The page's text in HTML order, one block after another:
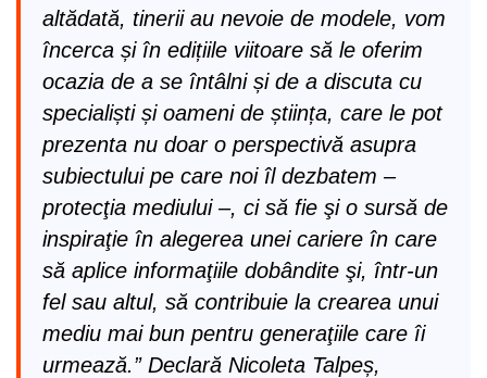
altădată, tinerii au nevoie de modele, vom
încerca și în edițiile viitoare să le oferim
ocazia de a se întâlni și de a discuta cu
specialiști și oameni de știința, care le pot
prezenta nu doar o perspectivă asupra
subiectului pe care noi îl dezbatem –
protecţia mediului –, ci să fie şi o sursă de
inspiraţie în alegerea unei cariere în care
să aplice informaţiile dobândite şi, într-un
fel sau altul, să contribuie la crearea unui
mediu mai bun pentru generaţiile care îi
urmează.”Declară Nicoleta Talpeș,